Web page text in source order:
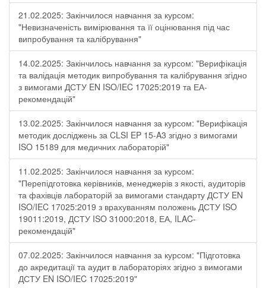
21.02.2025: Закінчилося навчання за курсом:
"Невизначеність вимірювання та її оцінювання під час
випробування та калібрування"
14.02.2025: Закінчилось навчання за курсом: "Верифікація
та валідація методик випробування та калібрування згідно
з вимогами ДСТУ EN ISO/IEC 17025:2019 та ЕА-
рекомендацій"
13.02.2025: Закінчилося навчання за курсом: "Верифікація
методик досліджень за CLSI EP 15-A3 згідно з вимогами
ISO 15189 для медичних лабораторій"
11.02.2025: Закінчилося навчання за курсом:
"Перепідготовка керівників, менеджерів з якості, аудиторів
та фахівців лабораторій за вимогами стандарту ДСТУ EN
ISO/IEC 17025:2019 з врахуванням положень ДСТУ ISO
19011:2019, ДСТУ ISO 31000:2018, ЕА, ILAC-
рекомендацій"
07.02.2025: Закінчилося навчання за курсом: "Підготовка
до акредитації та аудит в лабораторіях згідно з вимогами
ДСТУ EN ISO/IEC 17025:2019"